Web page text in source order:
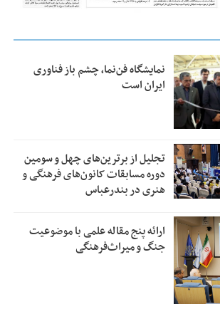
نمایشگاه فن‌نما، چشم باز فناوری
ایران است
تجلیل از بر‌ترین‌های چهل و سومین
دوره مسابقات کانون‌های فرهنگی و
هنری در بندرعباس
ارائه پنج مقاله علمی با موضوعیت
جنگ و میراث‌فرهنگی